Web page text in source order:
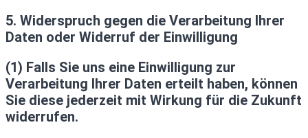
5. Widerspruch gegen die Verarbeitung Ihrer
Daten oder Widerruf der Einwilligung
(1) Falls Sie uns eine Einwilligung zur
Verarbeitung Ihrer Daten erteilt haben, können
Sie diese jederzeit mit Wirkung für die Zukunft
widerrufen.